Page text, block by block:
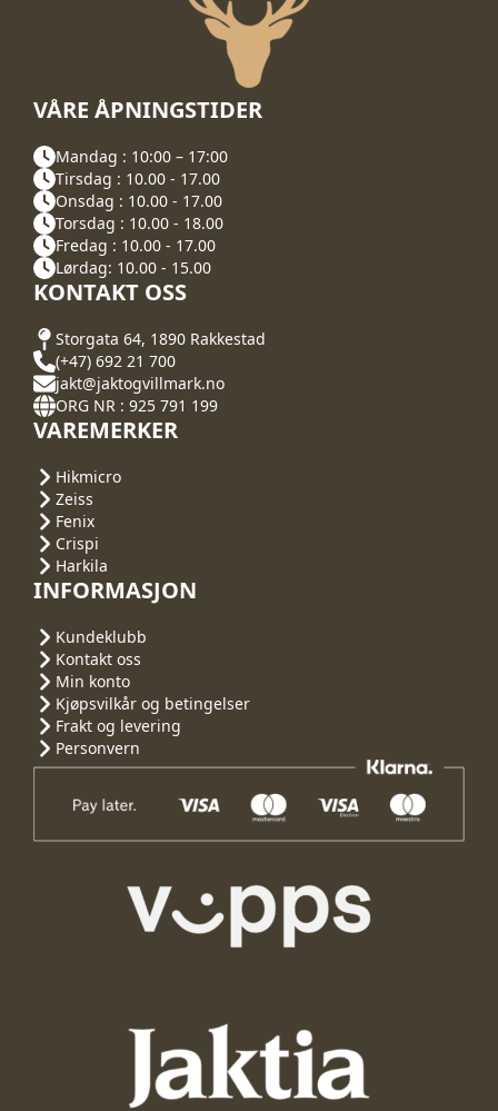
VÅRE ÅPNINGSTIDER
Mandag : 10:00 – 17:00
Tirsdag : 10.00 - 17.00
Onsdag : 10.00 - 17.00
Torsdag : 10.00 - 18.00
Fredag : 10.00 - 17.00
Lørdag: 10.00 - 15.00
KONTAKT OSS
Storgata 64, 1890 Rakkestad
(+47) 692 21 700
jakt@jaktogvillmark.no
ORG NR : 925 791 199
VAREMERKER
Hikmicro
Zeiss
Fenix
Crispi
Harkila
INFORMASJON
Kundeklubb
Kontakt oss
Min konto
Kjøpsvilkår og betingelser
Frakt og levering
Personvern